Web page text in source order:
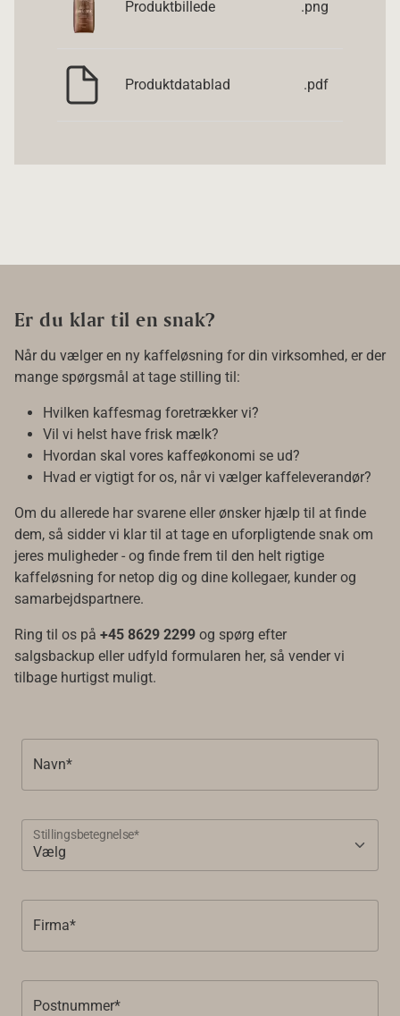
Produktbillede .png
Produktdatablad .pdf
Er du klar til en snak?
Når du vælger en ny kaffeløsning for din virksomhed, er der
mange spørgsmål at tage stilling til:
Hvilken kaffesmag foretrækker vi?
Vil vi helst have frisk mælk?
Hvordan skal vores kaffeøkonomi se ud?
Hvad er vigtigt for os, når vi vælger kaffeleverandør?
Om du allerede har svarene eller ønsker hjælp til at finde
dem, så sidder vi klar til at tage en uforpligtende snak om
jeres muligheder - og finde frem til den helt rigtige
kaffeløsning for netop dig og dine kollegaer, kunder og
samarbejdspartnere.
Ring til os på +45 8629 2299 og spørg efter
salgsbackup eller udfyld formularen her, så vender vi
tilbage hurtigst muligt.
Navn*
Stillingsbetegnelse*
Firma*
Postnummer*